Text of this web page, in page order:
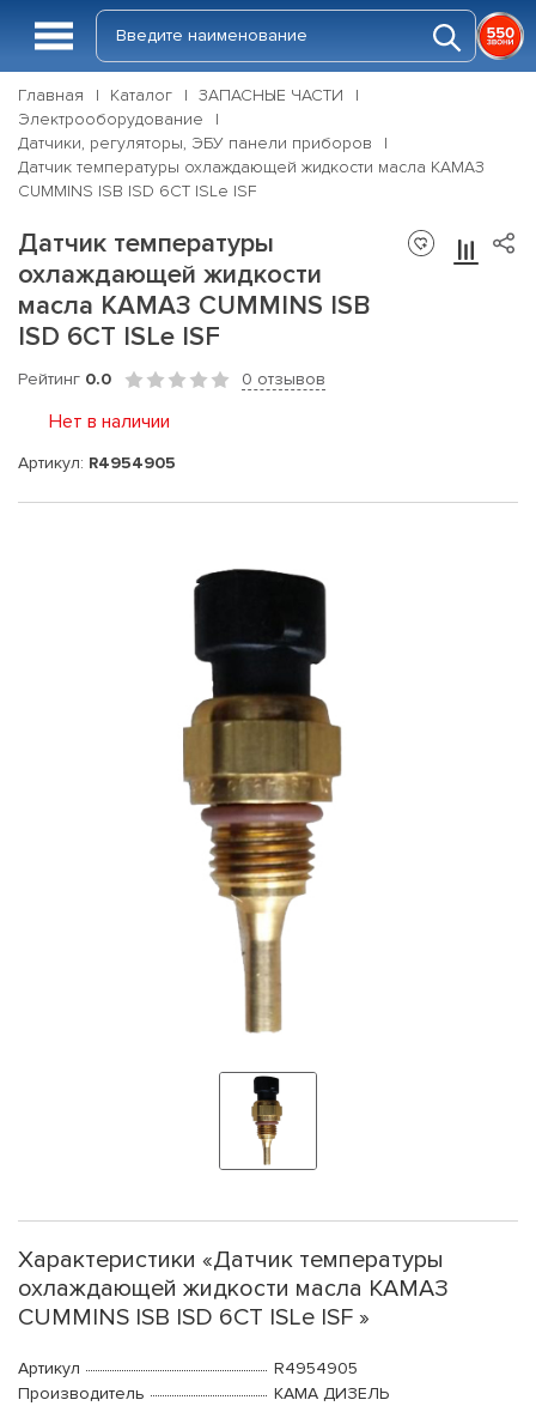
Главная Каталог
ЗАПАСНЫЕ ЧАСТИ
Электрооборудование
Датчики, регуляторы, ЭБУ панели приборов
Датчик температуры охлаждающей жидкости масла КАМАЗ
CUMMINS ISB ISD 6CT ISLe ISF
Датчик температуры
охлаждающей жидкости
масла КАМАЗ CUMMINS ISB
ISD 6CT ISLe ISF
Рейтинг 0.0 0 отзывов
Нет в наличии
Артикул: R4954905
Характеристики «Датчик температуры
охлаждающей жидкости масла КАМАЗ
CUMMINS ISB ISD 6CT ISLe ISF »
Артикул
R4954905
Производитель
КАМА ДИЗЕЛЬ